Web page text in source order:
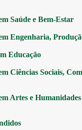
Saúde e Bem-Estar
Engenharia,
Educação
Ciências Sociais,
Artes e Humanidades